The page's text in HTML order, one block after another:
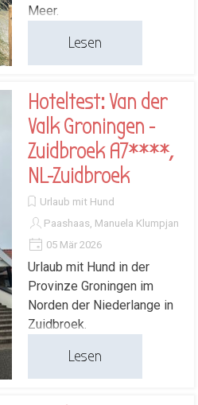
Meer.
Lesen
Hoteltest: Van der
Valk Groningen -
Zuidbroek A7****,
NL-Zuidbroek
Urlaub mit Hund
Paashaas, Manuela Klumpjan
05 Mär 2026
Urlaub mit Hund in der
Provinze Groningen im
Norden der Niederlange in
Zuidbroek.
Lesen